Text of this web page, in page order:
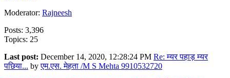
Moderator: Rajneesh
Posts: 3,396
Topics: 25
Last post: December 14, 2020, 12:28:24 PM Re: म्यर पहाड़ म्यर
पछिया... byएम.एस. मेहता /M S Mehta 9910532720